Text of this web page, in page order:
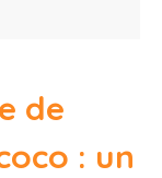
de
: un